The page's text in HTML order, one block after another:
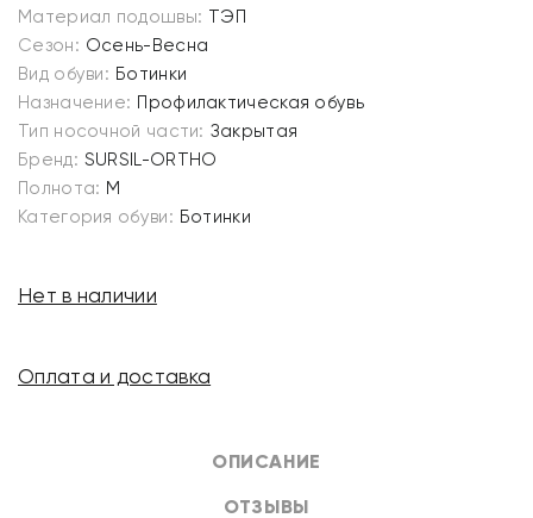
ОПИСАНИЕ
ОТЗЫВЫ
Материал подошвы: ТЭП
Сезон: Осень-Весна
Вид обуви: Ботинки
Назначение: Профилактическая обувь
Тип носочной части: Закрытая
Бренд: SURSIL-ORTHO
Полнота: M
Категория обуви: Ботинки
Нет в наличии
Оплата и доставка